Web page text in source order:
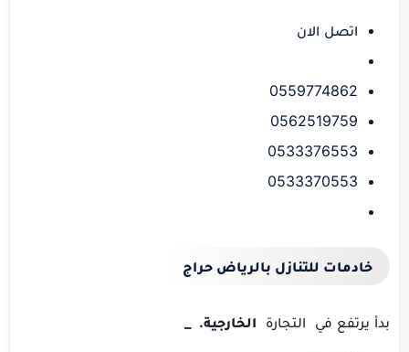
اتصل الان
0559774862
0562519759
0533376553
0533370553
خادمات للتنازل بالرياض حراج
بدأ يرتفع في التجارة الخارجية.